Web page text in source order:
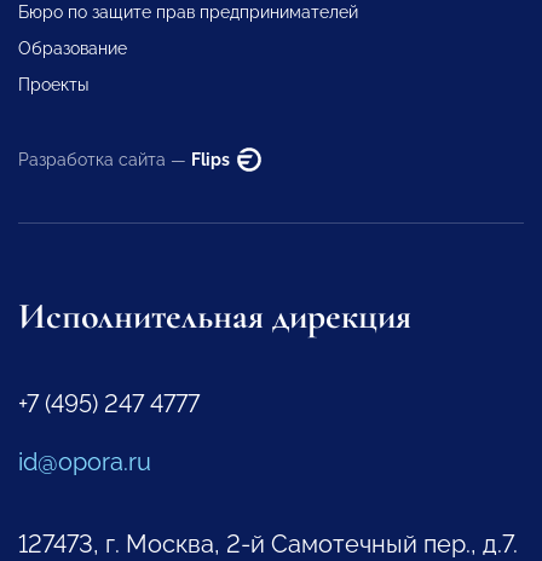
Бюро по защите прав предпринимателей
Образование
Проекты
Разработка сайта — Flips
Исполнительная дирекция
+7 (495) 247 4777
id@opora.ru
127473, г. Москва, 2-й Самотечный пер., д.7.